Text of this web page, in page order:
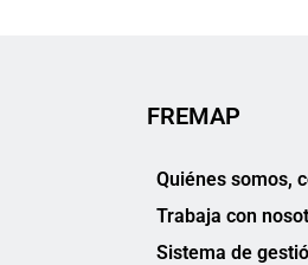
FREMAP
Quiénes somos,
Trabaja con
Sistema de